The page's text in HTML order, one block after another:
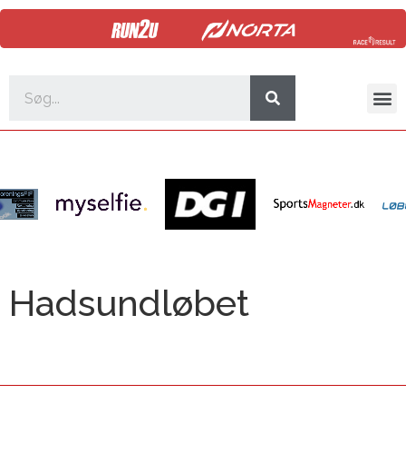
Hadsundløbet